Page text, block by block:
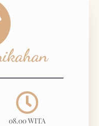
08.00 WITA